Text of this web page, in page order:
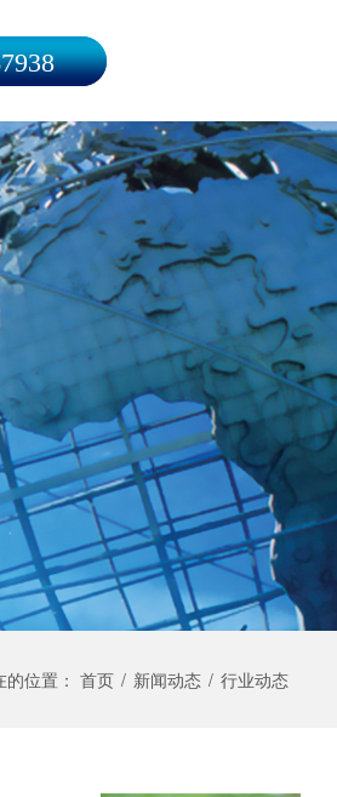
位置： 首页 / 新闻动态 / 行业动态